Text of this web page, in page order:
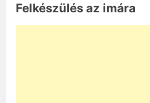
Felkészülés az imára